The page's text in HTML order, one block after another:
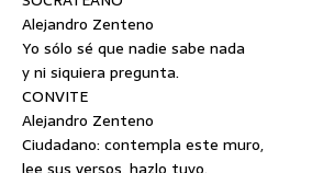
Alejandro Zenteno
Yo sólo sé que nadie sabe nada
y ni siquiera pregunta.
CONVITE
Alejandro Zenteno
Ciudadano: contempla este muro,